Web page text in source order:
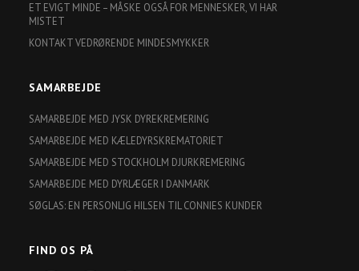
ET EVIGT MINDE – MÅSKE OGSÅ FOR MENNESKER, VI HAR
MISTET
KONTAKT VEDRØRENDE MINDESMYKKER
SAMARBEJDE
SAMARBEJDE MED JYSK DYREKREMERING
SAMARBEJDE MED KÆLEDYRSKREMATORIET
SAMARBEJDE MED STOCKHOLM DJURKREMERING
SAMARBEJDE MED DYRLÆGER I DANMARK
SØGLAS: EN PERSONLIG HILSEN TIL CONNIES KUNDER
FIND OS PÅ